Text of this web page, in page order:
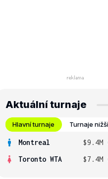
Aktuální turnaje
Hlavní turnaje Turnaje
Montreal $9.4M
Toronto WTA
$7.4M